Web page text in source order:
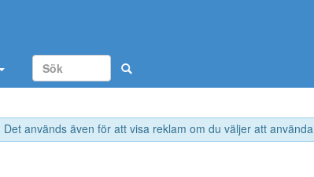
används även för att visa reklam om du väljer att